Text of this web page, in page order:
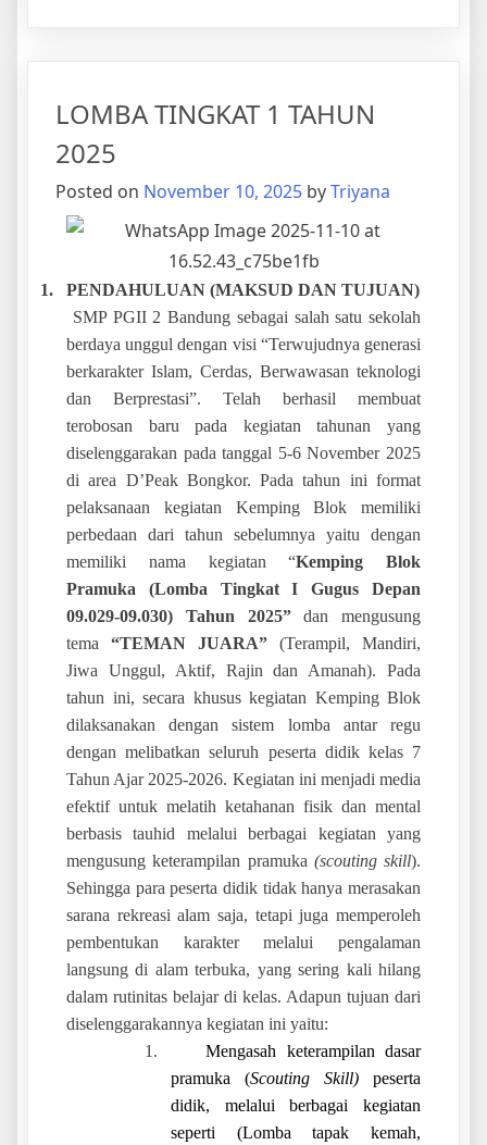
LOMBA TINGKAT 1 TAHUN
2025
Posted on November 10, 2025 byTriyana
1.
PENDAHULUAN (MAKSUD DAN TUJUAN)
SMP PGII 2 Bandung sebagai salah satu sekolah
berdaya unggul dengan visi “Terwujudnya generasi
berkarakter Islam, Cerdas, Berwawasan teknologi
dan Berprestasi”. Telah berhasil membuat
terobosan baru pada kegiatan tahunan yang
diselenggarakan pada tanggal 5-6 November 2025
di area D’Peak Bongkor. Pada tahun ini format
pelaksanaan kegiatan Kemping Blok memiliki
perbedaan dari tahun sebelumnya yaitu dengan
memiliki nama kegiatan “Kemping Blok
Pramuka (Lomba Tingkat I Gugus Depan
09.029-09.030) Tahun 2025”dan mengusung
tema “TEMAN JUARA” (Terampil, Mandiri,
Jiwa Unggul, Aktif, Rajin dan Amanah).
Pada
tahun ini, secara khusus kegiatan Kemping Blok
dilaksanakan dengan sistem lomba antar regu
dengan melibatkan seluruh peserta didik kelas 7
Tahun Ajar 2025-2026. Kegiatan ini menjadi media
efektif untuk melatih ketahanan fisik dan mental
berbasis tauhid melalui berbagai kegiatan yang
mengusung keterampilan pramuka (scouting skill).
Sehingga para peserta didik tidak hanya merasakan
sarana rekreasi alam saja, tetapi juga memperoleh
pembentukan karakter melalui pengalaman
langsung di alam terbuka, yang sering kali hilang
dalam rutinitas belajar di kelas. Adapun tujuan dari
diselenggarakannya kegiatan ini yaitu:
1.
Mengasah keterampilan dasar
pramuka (Scouting Skill) peserta
didik, melalui berbagai kegiatan
seperti (Lomba tapak kemah,